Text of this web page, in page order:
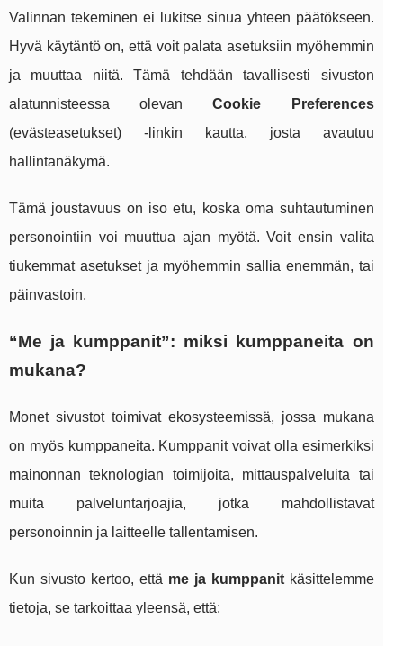
Valinnan tekeminen ei lukitse sinua yhteen päätökseen.
Hyvä käytäntö on, että voit palata asetuksiin myöhemmin
ja muuttaa niitä. Tämä tehdään tavallisesti sivuston
alatunnisteessa olevanCookie Preferences
(evästeasetukset) -linkin kautta, josta avautuu
hallintanäkymä.
Tämä joustavuus on iso etu, koska oma suhtautuminen
personointiin voi muuttua ajan myötä. Voit ensin valita
tiukemmat asetukset ja myöhemmin sallia enemmän, tai
päinvastoin.
“Me ja kumppanit”: miksi kumppaneita on
mukana?
Monet sivustot toimivat ekosysteemissä, jossa mukana
on myös kumppaneita. Kumppanit voivat olla esimerkiksi
mainonnan teknologian toimijoita, mittauspalveluita tai
muita palveluntarjoajia, jotka mahdollistavat
personoinnin ja laitteelle tallentamisen.
Kun sivusto kertoo, että me ja kumppanitkäsittelemme
tietoja, se tarkoittaa yleensä, että: